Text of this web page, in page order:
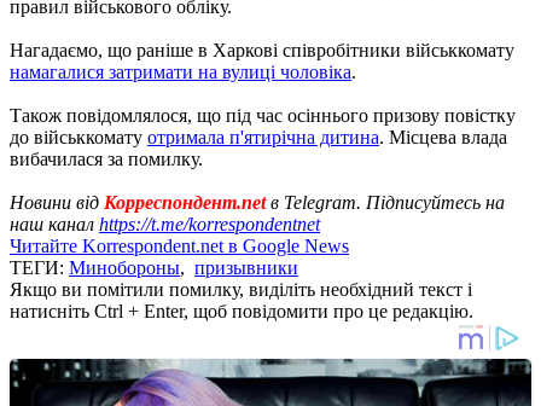
правил військового обліку.
Нагадаємо, що раніше в Харкові співробітники військкомату
намагалися затримати на вулиці чоловіка.
Також повідомлялося, що під час осіннього призову повістку
до військкомату отримала п'ятирічна дитина. Місцева влада
вибачилася за помилку.
Новини від Корреспондент.netв Telegram. Підписуйтесь на
наш канал https://t.me/korrespondentnet
Читайте Korrespondent.net в Google News
ТЕГИ: Минобороны, призывники
Якщо ви помітили помилку, виділіть необхідний текст і
натисніть Ctrl + Enter, щоб повідомити про це редакцію.